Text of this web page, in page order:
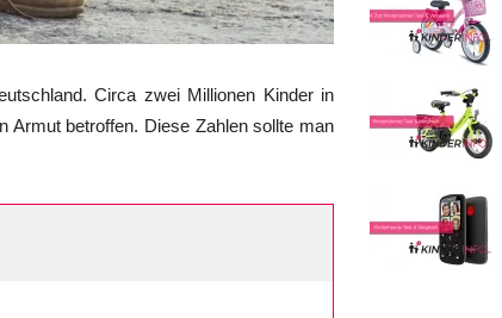
Circa zwei Millionen Kinder in
Armut betroffen. Diese Zahlen sollte man